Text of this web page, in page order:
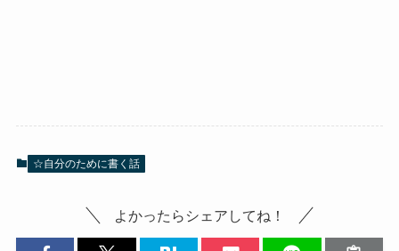
☆自分のために書く話
よかったらシェアしてね！